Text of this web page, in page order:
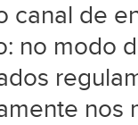
canal de
no modo
nos